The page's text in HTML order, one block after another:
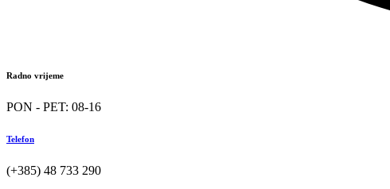
Radno vrijeme
PON - PET: 08-16
Telefon
(+385) 48 733 290